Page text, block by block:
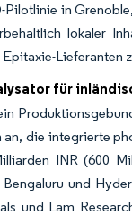
Pilotlinie in
lokaler
Lieferanten
für
die integrierte
INR (600
und
und Lam